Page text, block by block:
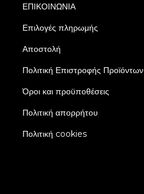
ΕΠΙΚΟΙΝΩΝΙΑ
Επιλογές πληρωμής
Αποστολή
Πολιτική Επιστροφής Προϊόντων
Όροι και προϋποθέσεις
Πολιτική απορρήτου
Πολιτική cookies